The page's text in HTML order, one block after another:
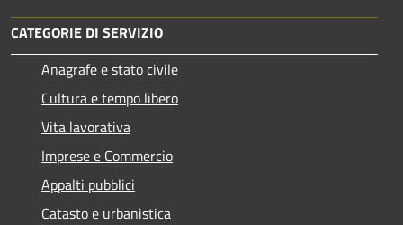
CATEGORIE DI SERVIZIO
Anagrafe e stato civile
Cultura e tempo libero
Vita lavorativa
Imprese e Commercio
Appalti pubblici
Catasto e urbanistica